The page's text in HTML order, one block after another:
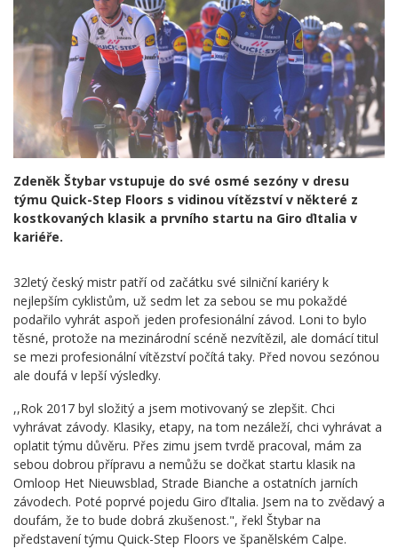
Zdeněk Štybar vstupuje do své osmé sezóny v dresu
týmu Quick-Step Floors s vidinou vítězství v některé z
kostkovaných klasik a prvního startu na Giro ďItalia v
kariéře.
32letý český mistr patří od začátku své silniční kariéry k
nejlepším cyklistům, už sedm let za sebou se mu pokaždé
podařilo vyhrát aspoň jeden profesionální závod. Loni to bylo
těsné, protože na mezinárodní scéně nezvítězil, ale domácí titul
se mezi profesionální vítězství počítá taky. Před novou sezónou
ale doufá v lepší výsledky.
,,Rok 2017 byl složitý a jsem motivovaný se zlepšit. Chci
vyhrávat závody. Klasiky, etapy, na tom nezáleží, chci vyhrávat a
oplatit týmu důvěru. Přes zimu jsem tvrdě pracoval, mám za
sebou dobrou přípravu a nemůžu se dočkat startu klasik na
Omloop Het Nieuwsblad, Strade Bianche a ostatních jarních
závodech. Poté poprvé pojedu Giro ďItalia. Jsem na to zvědavý a
doufám, že to bude dobrá zkušenost.", řekl Štybar na
představení týmu Quick-Step Floors ve španělském Calpe.